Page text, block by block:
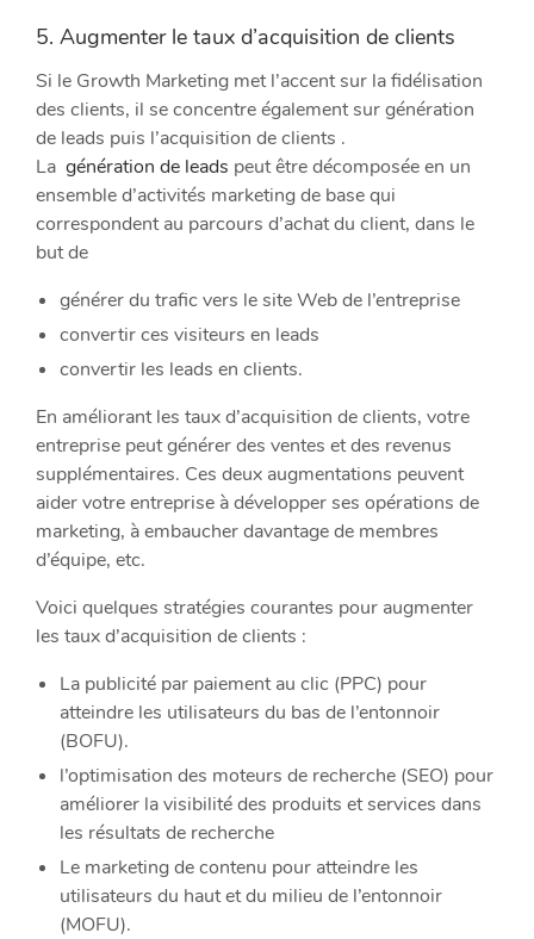
​5. Augmenter le taux d’acquisition de clients
Si le Growth Marketing met l’accent sur la fidélisation
des clients, il se concentre également sur génération
de leads puis l’acquisition de clients .
La génération de leads peut être décomposée en un
ensemble d’activités marketing de base qui
correspondent au parcours d’achat du client, dans le
but de
générer du trafic vers le site Web de l’entreprise
convertir ces visiteurs en leads
convertir les leads en clients.
En améliorant les taux d’acquisition de clients, votre
entreprise peut générer des ventes et des revenus
supplémentaires. Ces deux augmentations peuvent
aider votre entreprise à développer ses opérations de
marketing, à embaucher davantage de membres
d’équipe, etc.
Voici quelques stratégies courantes pour augmenter
les taux d’acquisition de clients :
La publicité par paiement au clic (PPC) pour
atteindre les utilisateurs du bas de l’entonnoir
(BOFU).
l’optimisation des moteurs de recherche (SEO) pour
améliorer la visibilité des produits et services dans
les résultats de recherche
Le marketing de contenu pour atteindre les
utilisateurs du haut et du milieu de l’entonnoir
(MOFU).